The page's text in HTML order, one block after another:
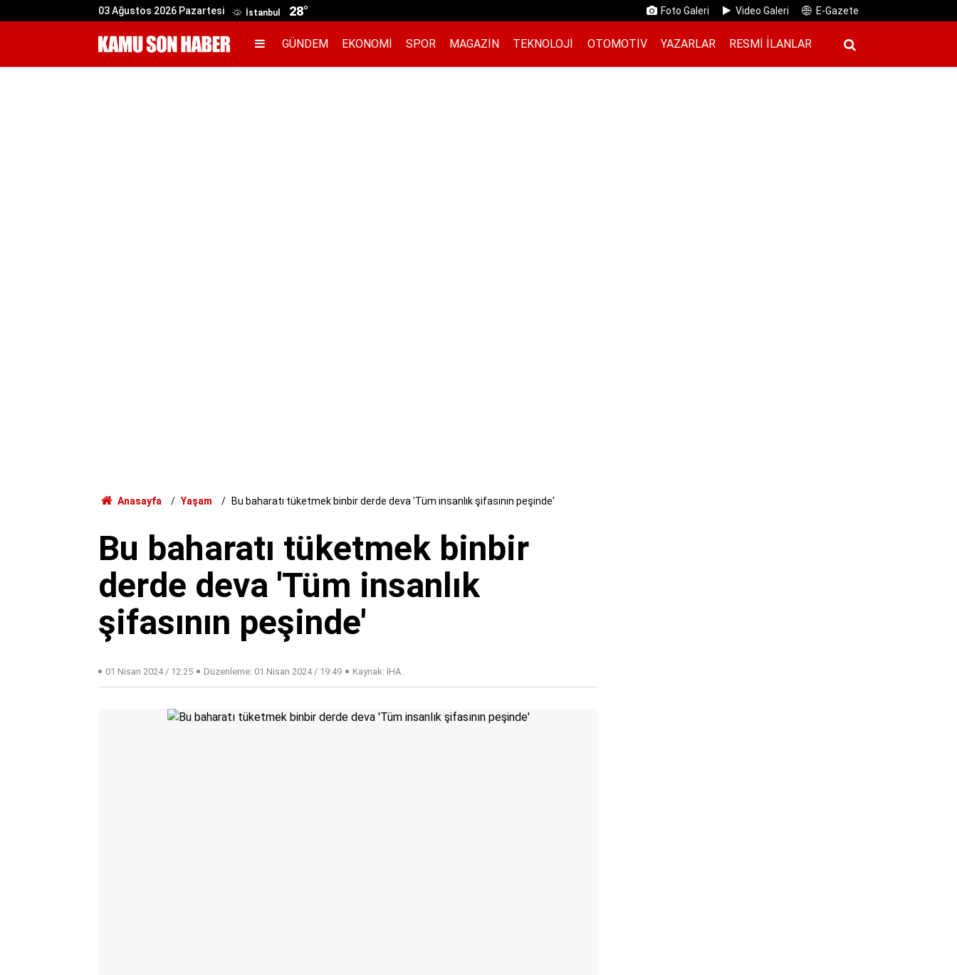
03 Ağustos 2026 Pazartesi İstanbul 28° Foto Galeri Video Galeri E-Gazete
GÜNDEM EKONOMI SPOR MAGAZIN TEKNOLOJI OTOMOTIV YAZARLAR RESMI İ̇LANLAR
Anasayfa Yaşam Bu baharatı tüketmek binbir derde deva 'Tüm insanlık şifasının peşinde'
Bu baharatı tüketmek binbir
derde deva 'Tüm insanlık
şifasının peşinde'
01 Nisan 2024 / 12:25 Düzenleme: 01 Nisan 2024 / 19:49 Kaynak: İHA